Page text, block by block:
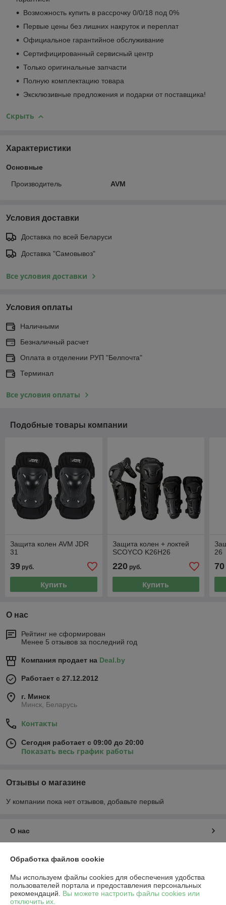
Возможность купить в рассрочку 0/0/18 под 0%
Первые цены без лишних накруток и переплат
Официальное гарантийное обслуживание
Сертифицированный сервисный центр
Только оригинальные запчасти
Полную комплектацию товара
Эксклюзивные предложения и подарки от поставщика!
Скрыть
Характеристики
Основные
Производитель AVM
Условия доставки
Доставка по всей Беларуси
Доставка "Самовывоз"
Все условия доставки
Условия оплаты
Наличными
Безналичный расчет
Оплата в отделении РУП "Белпочта"
Терминал
Все условия оплаты
Подобные товары компании
Защита колен AVM JDR
31
39 руб.
Купить
Защита колен + локтей
SCOYCO K26H26
220руб.
Купить
26
70
О нас
Рейтинг не сформирован
Менее 5 отзывов за последний год
Компания продает на Deal.by
Работает с 27.12.2012
г. Минск
Минск, Беларусь
Контакты
Сегодня работает с 09:00 до 20:00
Показать весь график работы
Отзывы о магазине
У компании пока нет отзывов, добавьте первый
О нас
Контакты
Доставка и оплата
График работы
Обработка файлов cookie
Мы используем файлы cookies для обеспечения удобства
пользователей портала и предоставления персональных
рекомендаций. Вы можете настроить файлы cookies или
отключить их.